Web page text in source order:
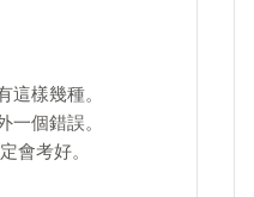
樣幾種。
個錯誤。
會考好。